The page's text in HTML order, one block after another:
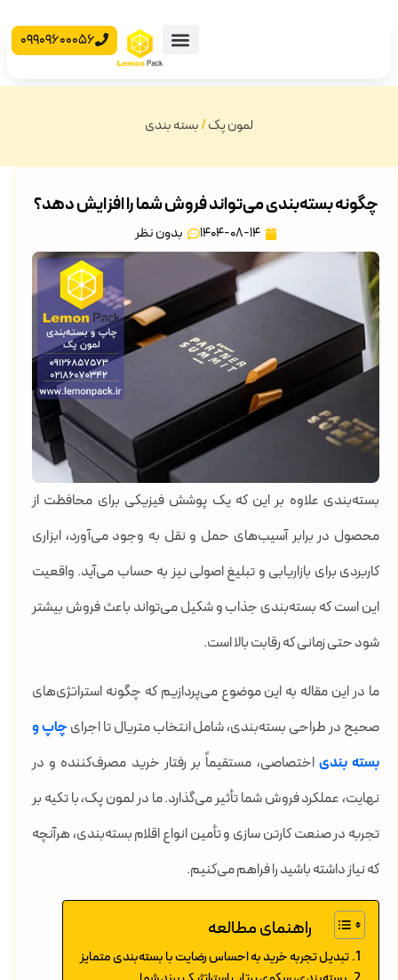
09909600056
لمون پک/بسته بندی
چگونه بسته‌بندی می‌تواند فروش شما را افزایش دهد؟
1404-08-14 بدون نظر
بسته‌بندی علاوه بر این که یک پوشش فیزیکی برای محافظت از
محصول در برابر آسیب‌های حمل و نقل به وجود می‌آورد، ابزاری
کاربردی برای بازاریابی و تبلیغ اصولی نیز به حساب می‌آید. واقعیت
این است که بسته‌بندی جذاب و شکیل می‌تواند باعث فروش بیشتر
شود حتی زمانی که رقابت بالا است.
ما در این مقاله به این موضوع می‌پردازیم که چگونه استراتژی‌های
صحیح در طراحی بسته‌بندی، شامل انتخاب متریال تا اجرای چاپ و
بسته بندی اختصاصی، مستقیماً بر رفتار خرید مصرف‌کننده و در
نهایت، عملکرد فروش شما تأثیر می‌گذارد. ما در لمون پک، با تکیه بر
تجربه در صنعت کارتن سازی و تأمین انواع اقلام بسته‌بندی، هرآنچه
که نیاز داشته باشید را فراهم می‌کنیم.
راهنمای مطالعه
تبدیل تجربه خرید به احساس رضایت با بسته‌بندی متمایز